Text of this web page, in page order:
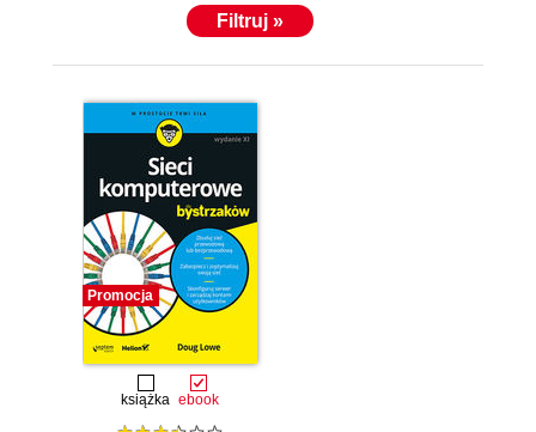
Filtruj »
Promocja
książka ebook